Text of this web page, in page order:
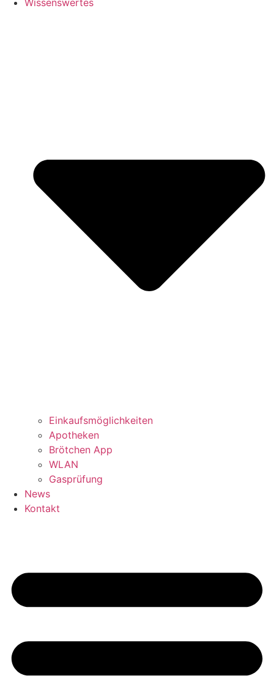
Einkaufsmöglichkeiten
Apotheken
Brötchen App
WLAN
Gasprüfung
News
Kontakt